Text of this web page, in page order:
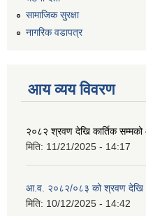
सामाजिक सुरक्षा
नागरिक वडापत्र
आय व्यय विवरण
२०८२ श्रवण देखि कार्तिक
मिति: 11/21/2025 - 14:17
आ.व. २०८२/०८३ को श्रवण देखि
मिति: 10/12/2025 - 14:42